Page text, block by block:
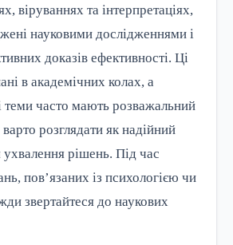
віруваннях та інтерпретаціях,
науковими дослідженнями і
доказів ефективності. Ці
в академічних колах, а
теми часто мають розважальний
розглядати як надійний
ухвалення рішень. Під час
пов’язаних із психологією чи
звертайтеся до наукових